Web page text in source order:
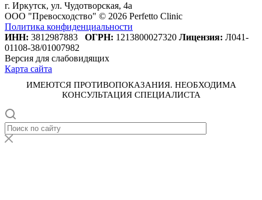
г. Иркутск, ул. Чудотворская, 4а
ООО "Превосходство" © 2026 Perfetto Clinic
Политика конфиденциальности
ИНН: 3812​987883 ОГРН: 121380​0027320 Лицензия: Л041-
01108-38/01007982
Версия для слабовидящих
Карта сайта
ИМЕЮТСЯ ПРОТИВОПОКАЗАНИЯ. НЕОБХОДИМА
КОНСУЛЬТАЦИЯ СПЕЦИАЛИСТА